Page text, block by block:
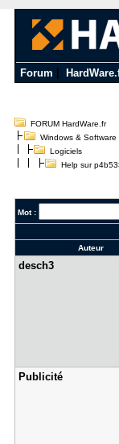
Forum
FORUM HardWare.fr
Windows & Software
Logiciels
Help sur
Mot :
Auteur
desch3
Publicité